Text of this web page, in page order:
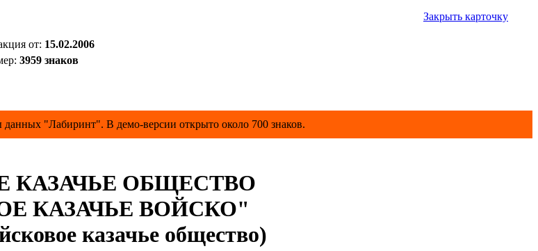
Закрыть карточку
от: 15.02.2006
3959 знаков
данных "Лабиринт". В демо-версии открыто около 700 знаков.
КАЗАЧЬЕ ОБЩЕСТВО
КАЗАЧЬЕ ВОЙСКО"
казачье общество)